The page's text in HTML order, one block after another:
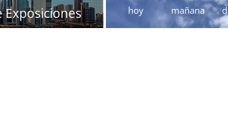
Exposiciones hoy mañana